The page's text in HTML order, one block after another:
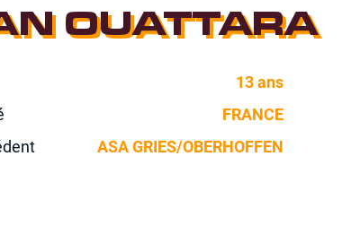
OUATTARA
13 ans
FRANCE
ASA GRIES/OBERHOFFEN